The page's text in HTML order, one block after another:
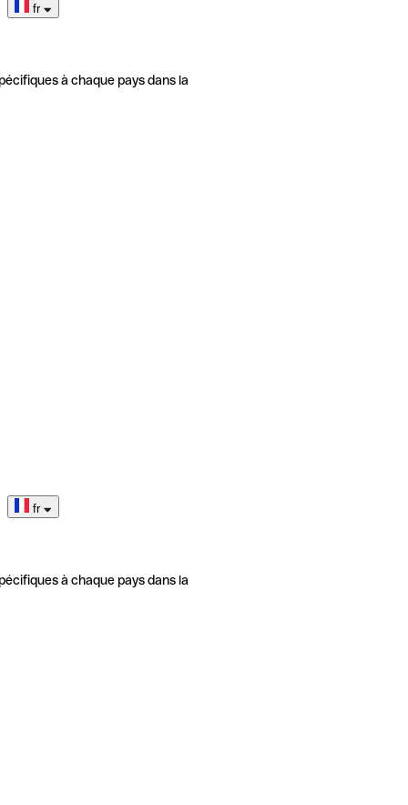
fr
à chaque pays dans la
fr
à chaque pays dans la